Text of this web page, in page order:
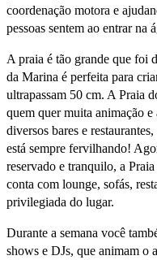
coordenação motora e
pessoas sentem ao entrar na
A praia é tão grande que foi
da Marina é perfeita para
ultrapassam 50 cm. A Praia
quem quer muita animação
diversos bares e
está sempre fervilhando!
reservado e tranquilo, a
conta com lounge, sofás,
privilegiada do lugar.
Durante a semana você
shows e DJs, que animam o